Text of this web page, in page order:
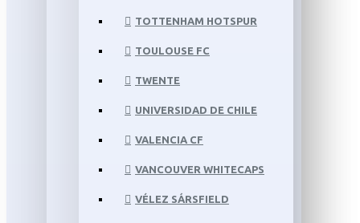
TOTTENHAM HOTSPUR
TOULOUSE FC
TWENTE
UNIVERSIDAD DE CHILE
VALENCIA CF
VANCOUVER WHITECAPS
VÉLEZ SÁRSFIELD